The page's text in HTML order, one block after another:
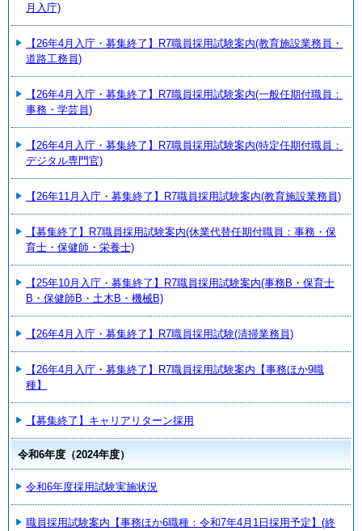
月入庁)
【26年4月入庁・募集終了】R7職員採用試験案内(教育施設業務員・
道路工務員)
【26年4月入庁・募集終了】R7職員採用試験案内(一般任期付職員：
事務・学芸員)
【26年4月入庁・募集終了】R7職員採用試験案内(特定任期付職員：
デジタル専門官)
【26年11月入庁・募集終了】R7職員採用試験案内(教育施設業務員)
【募集終了】R7職員採用試験案内(休業代替任期付職員：事務・保
育士・保健師・栄養士)
【25年10月入庁・募集終了】R7職員採用試験案内(事務B・保育士
B・保健師B・土木B・機械B)
【26年4月入庁・募集終了】R7職員採用試験(清掃業務員)
【26年4月入庁・募集終了】R7職員採用試験案内【事務ほか9職
種】
【募集終了】キャリアリターン採用
令和6年度（2024年度）
令和6年度採用試験実施状況
職員採用試験案内【事務ほか6職種：令和7年4月1日採用予定】(終